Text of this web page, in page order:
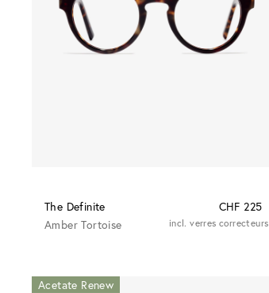
The Definite
CHF 225
Amber Tortoise
incl. verres correcteurs
Acetate Renew